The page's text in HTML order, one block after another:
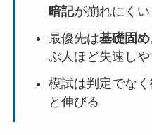
暗記が崩れにくい
最優先は基礎固め
ぶ人ほど失速し
模試は判定でなく
と伸びる